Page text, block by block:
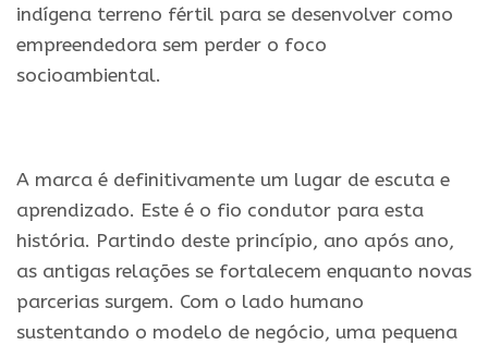
indígena terreno fértil para se desenvolver como
empreendedora sem perder o foco
socioambiental.
A marca é definitivamente um lugar de escuta e
aprendizado. Este é o fio condutor para esta
história. Partindo deste princípio, ano após ano,
as antigas relações se fortalecem enquanto novas
parcerias surgem. Com o lado humano
sustentando o modelo de negócio, uma pequena